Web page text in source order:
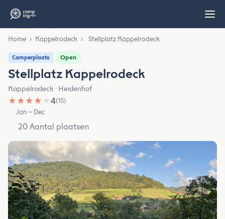
Home › Kappelrodeck › Stellplatz Kappelrodeck
Camperplaats Open
Stellplatz Kappelrodeck
Kappelrodeck · Heidenhof
★ ★ ★ ★ ★4(15)
Jan – Dec
20 Aantal plaatsen